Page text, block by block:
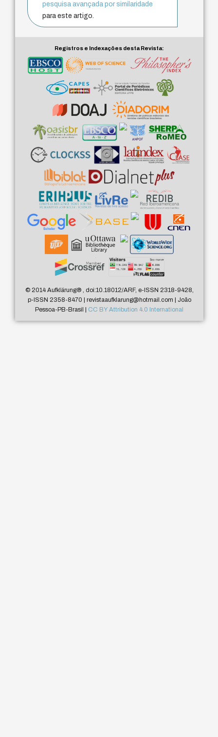
pesquisa avançada por similaridade
para este artigo.
Registros e Indexações desta Revista:
© 2014 Aufklärung®, doi:10.18012/ARF, e-ISSN 2318-9428,
p-ISSN 2358-8470 | revistaaufklarung@hotmail.com | João
Pessoa-PB-Brasil | CC BY Attribution 4.0 International